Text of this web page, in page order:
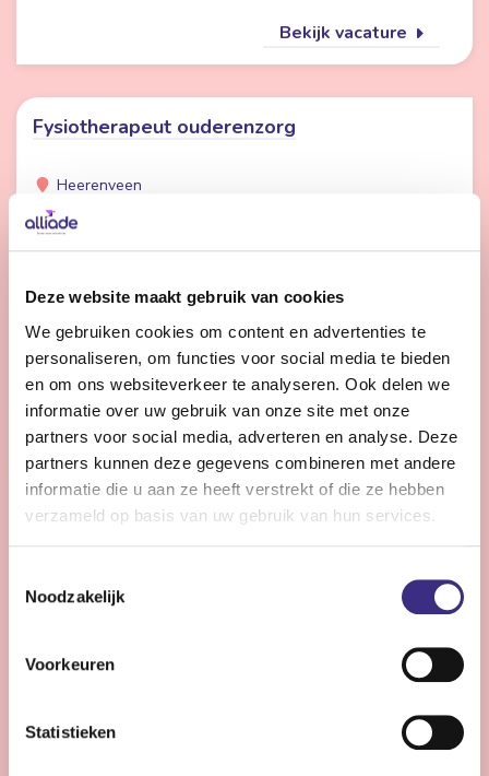
Deze website maakt gebruik van cookies
We gebruiken cookies om content en advertenties te
personaliseren, om functies voor social media te bieden
en om ons websiteverkeer te analyseren. Ook delen we
informatie over uw gebruik van onze site met onze
partners voor social media, adverteren en analyse. Deze
partners kunnen deze gegevens combineren met andere
informatie die u aan ze heeft verstrekt of die ze hebben
verzameld op basis van uw gebruik van hun services.
Noodzakelijk
Voorkeuren
Statistieken
Bekijk vacature
Fysiotherapeut ouderenzorg
Heerenveen
24 uur | Deeltijds, Bepaalde tijd
Werken bij Alliade betekent werken in een
helpt langer zelfstandig en comfortabel te leven.
Bekijk vacature
Coördinator zorg - Drachten
Wil jij met jouw ervaring het verschil maken voor onze
zorg te bieden? Dan is deze functie jou op het lijf